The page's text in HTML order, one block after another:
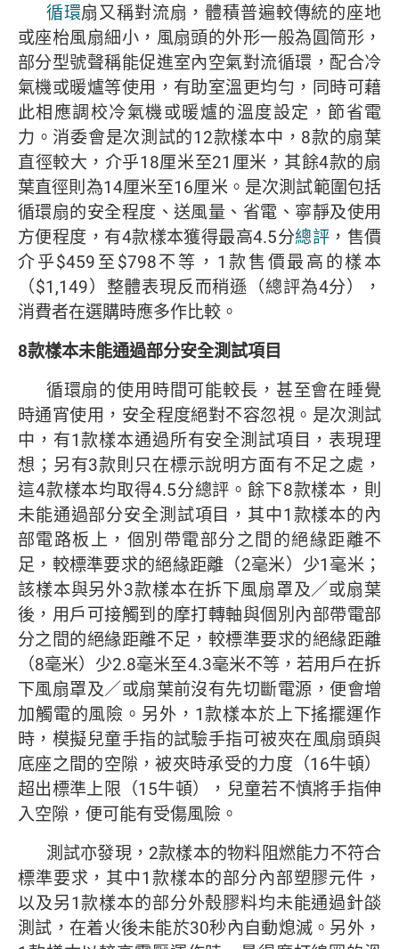
循環扇又稱對流扇，體積普遍較傳統的座地
或座枱風扇細小，風扇頭的外形一般為圓筒形，
部分型號聲稱能促進室內空氣對流循環，配合冷
氣機或暖爐等使用，有助室溫更均勻，同時可藉
此相應調校冷氣機或暖爐的溫度設定，節省電
力。消委會是次測試的12款樣本中，8款的扇葉
直徑較大，介乎18厘米至21厘米，其餘4款的扇
葉直徑則為14厘米至16厘米。是次測試範圍包括
循環扇的安全程度、送風量、省電、寧靜及使用
方便程度，有4款樣本獲得最高4.5分總評 ，售價
介乎$459至$798不等，1款售價最高的樣本
（$1,149）整體表現反而稍遜（總評為4分），
消費者在選購時應多作比較。
8款樣本未能通過部分安全測試項目
循環扇的使用時間可能較長，甚至會在睡覺
時通宵使用，安全程度絕對不容忽視。是次測試
中，有1款樣本通過所有安全測試項目，表現理
想；另有3款則只在標示說明方面有不足之處，
這4款樣本均取得4.5分總評。餘下8款樣本，則
未能通過部分安全測試項目，其中1款樣本的內
部電路板上，個別帶電部分之間的絕緣距離不
足，較標準要求的絕緣距離（2毫米）少1毫米；
該樣本與另外3款樣本在拆下風扇罩及／或扇葉
後，用戶可接觸到的摩打轉軸與個別內部帶電部
分之間的絕緣距離不足，較標準要求的絕緣距離
（8毫米）少2.8毫米至4.3毫米不等，若用戶在拆
下風扇罩及／或扇葉前沒有先切斷電源，便會增
加觸電的風險。另外，1款樣本於上下搖擺運作
時，模擬兒童手指的試驗手指可被夾在風扇頭與
底座之間的空隙，被夾時承受的力度（16牛頓）
超出標準上限（15牛頓），兒童若不慎將手指伸
入空隙，便可能有受傷風險。
測試亦發現，2款樣本的物料阻燃能力不符合
標準要求，其中1款樣本的部分內部塑膠元件，
以及另1款樣本的部分外殼膠料均未能通過針燄
測試，在着火後未能於30秒內自動熄滅。另外，